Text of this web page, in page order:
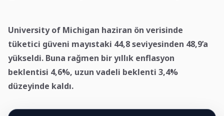
University of Michigan haziran ön verisinde
tüketici güveni mayıstaki 44,8 seviyesinden 48,9’a
yükseldi. Buna rağmen bir yıllık enflasyon
beklentisi 4,6%, uzun vadeli beklenti 3,4%
düzeyinde kaldı.